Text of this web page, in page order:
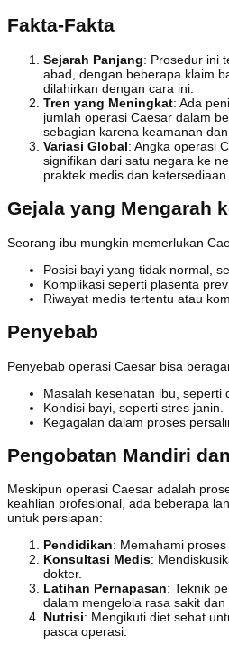
Fakta-Fakta
Sejarah Panjang: Prosedur ini
abad, dengan beberapa klaim
dilahirkan dengan cara ini.
Tren yang Meningkat: Ada
jumlah operasi Caesar dalam
sebagian karena keamanan
Variasi Global: Angka operasi
signifikan dari satu negara ke
praktek medis dan ketersediaan
Gejala yang Mengarah
Seorang ibu mungkin memerlukan
Posisi bayi yang tidak normal,
Komplikasi seperti plasenta
Riwayat medis tertentu atau
Penyebab
Penyebab operasi Caesar bisa
Masalah kesehatan ibu, seperti
Kondisi bayi, seperti stres janin.
Kegagalan dalam proses
Pengobatan Mandiri
Meskipun operasi Caesar adalah
keahlian profesional, ada beberapa
untuk persiapan:
Pendidikan: Memahami
Konsultasi Medis:
dokter.
Latihan Pernapasan: Teknik
dalam mengelola rasa sakit dan
Nutrisi: Mengikuti diet sehat
pasca operasi.